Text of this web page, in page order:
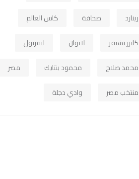
رينارد
صحافة
كاس العالم
كايزر تشيفز
لابوان
ليفربول
محمد صلاح
محمود بنتايك
مصر
منتخب مصر
وادي دجلة